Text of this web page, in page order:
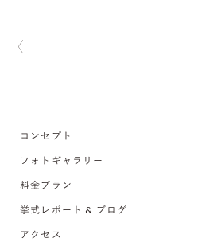
コンセプト
フォトギャラリー
料金プラン
挙式レポート & ブログ
アクセス